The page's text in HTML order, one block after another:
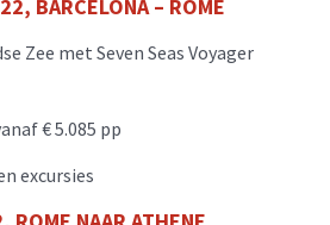
BARCELONA – ROME
Zee met Seven Seas Voyager
€ 5.085 pp
excursies